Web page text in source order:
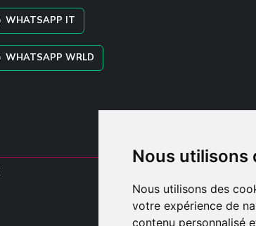
Nous utilisons
Nous utilisons des
votre expérience de
contenu personnalisé
WHATSAPP IT
WHATSAPP WRLD